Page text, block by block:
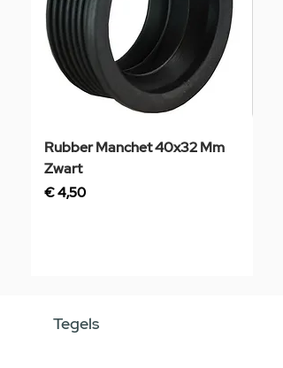
Rubber Manchet 40x32 Mm
Zwart
Prijs
€ 4,50
Tegels